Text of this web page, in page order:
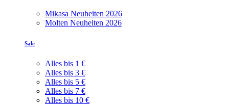
Mikasa Neuheiten 2026
Molten Neuheiten 2026
Sale
Alles bis 1 €
Alles bis 3 €
Alles bis 5 €
Alles bis 7 €
Alles bis 10 €